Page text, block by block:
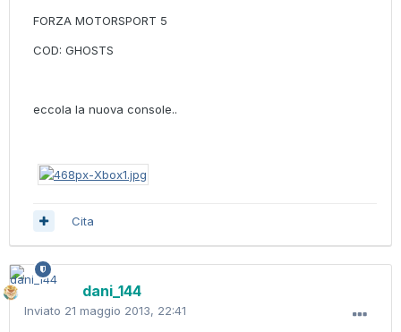
FORZA MOTORSPORT 5
COD: GHOSTS
eccola la nuova console..
Cita
dani_144
Inviato 21 maggio 2013, 22:41